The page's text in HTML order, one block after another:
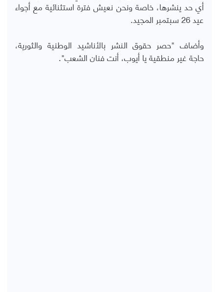
أي حد ينشرها، خاصة ونحن نعيش فترة استثنائية مع أجواء
عيد 26 سبتمبر المجيد.
وأضاف "حصر حقوق النشر بالأناشيد الوطنية والثورية،
حاجة غير منطقية يا أيوب، أنت فنان الشعب".